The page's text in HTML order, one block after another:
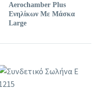
Aerochamber Plus
Ενηλίκων Με Μάσκα
Large